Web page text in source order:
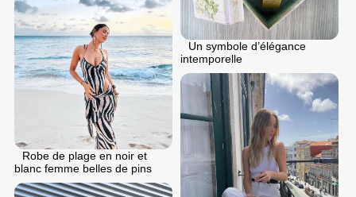
Un symbole d’élégance
intemporelle
Robe de plage en noir et
blanc femme belles de pins